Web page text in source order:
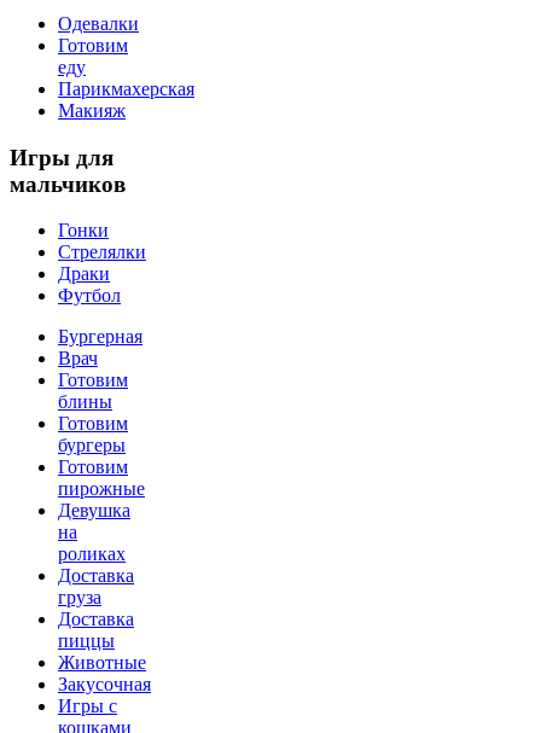
Одевалки
Готовим
еду
Парикмахерская
Макияж
Игры для
мальчиков
Гонки
Стрелялки
Драки
Футбол
Бургерная
Врач
Готовим
блины
Готовим
бургеры
Готовим
пирожные
Девушка
на
роликах
Доставка
груза
Доставка
пиццы
Животные
Закусочная
Игры с
кошками